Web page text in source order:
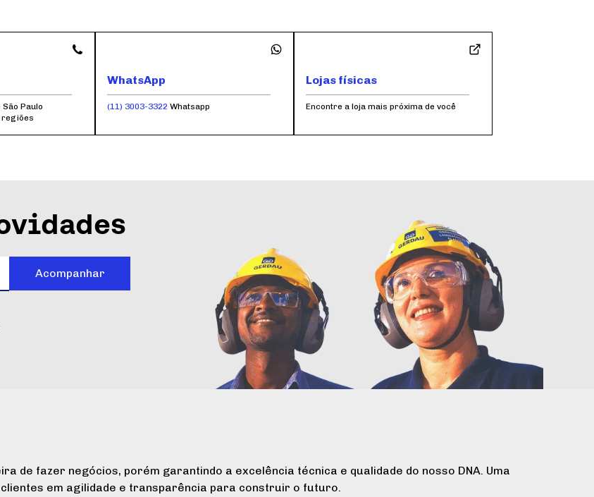
São Paulo
regiões
WhatsApp
(11) 3003-3322 Whatsapp
Lojas físicas
Encontre a loja mais próxima de você
Acompanhar
de fazer negócios, porém garantindo a excelência técnica e qualidade do nosso DNA. Uma
em agilidade e transparência para construir o futuro.